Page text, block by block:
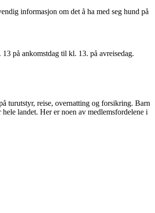
informasjon om det å ha med seg hund på
på ankomstdag til kl. 13. på avreisedag.
turutstyr, reise, overnatting og forsikring. Barn
landet. Her er noen av medlemsfordelene i